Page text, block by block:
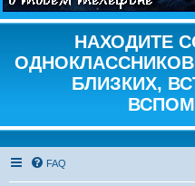
НАХОДИТЕ
БЛИЗКИХ,
FAQ